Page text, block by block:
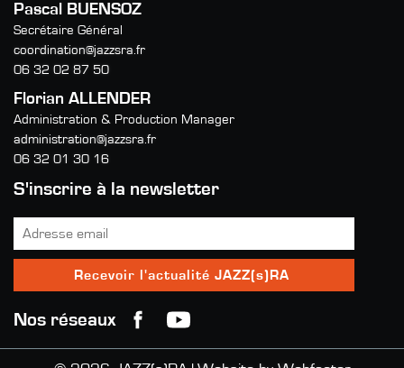
Pascal BUENSOZ
Secrétaire Général
coordination@jazzsra.fr
06 32 02 87 50
Florian ALLENDER
Administration & Production Manager
administration@jazzsra.fr
06 32 01 30 16
S'inscrire à la newsletter
Nos réseaux